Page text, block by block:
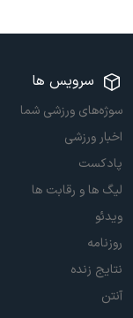
سرویس ها
سوژه‌های ورزشی شما
اخبار ورزشی
پادکست
لیگ ها و رقابت ها
ویدئو
روزنامه
نتایج زنده
آنتن